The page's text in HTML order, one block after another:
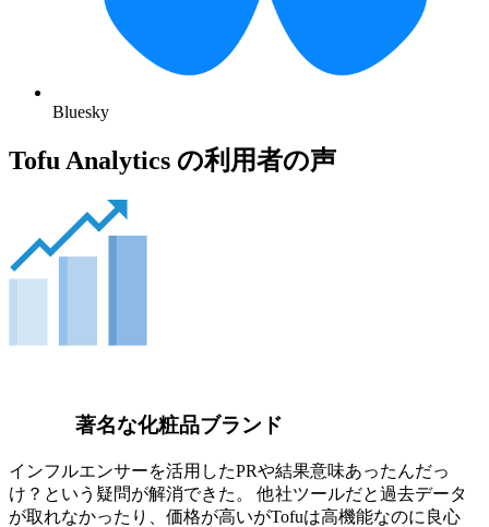
Bluesky
Tofu Analytics の利用者の声
著名な化粧品ブランド
インフルエンサーを活用したPRや結果意味あったんだっ
け？という疑問が解消できた。 他社ツールだと過去データ
が取れなかったり、価格が高いがTofuは高機能なのに良心